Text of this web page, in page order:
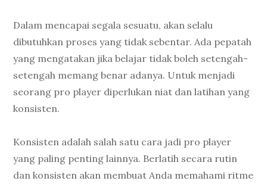
Dalam mencapai segala sesuatu, akan selalu
dibutuhkan proses yang tidak sebentar. Ada pepatah
yang mengatakan jika belajar tidak boleh setengah-
setengah memang benar adanya. Untuk menjadi
seorang pro player diperlukan niat dan latihan yang
konsisten.
Konsisten adalah salah satu cara jadi pro player
yang paling penting lainnya. Berlatih secara rutin
dan konsisten akan membuat Anda memahami ritme